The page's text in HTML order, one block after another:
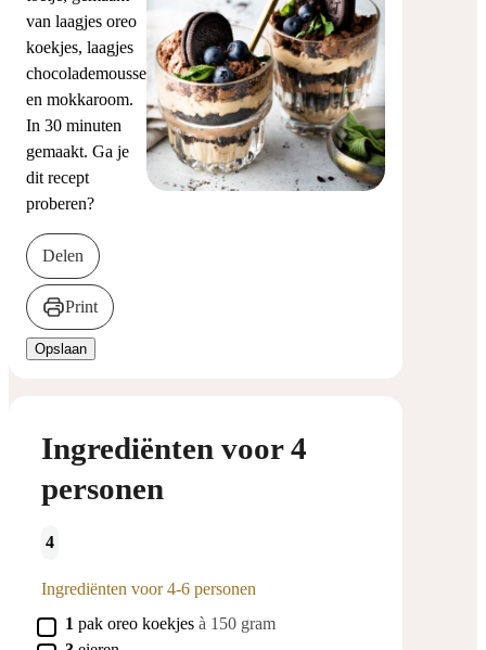
Lekker oreo
toetje, gemaakt
van laagjes oreo
koekjes, laagjes
chocolademousse
en mokkaroom.
In 30 minuten
gemaakt. Ga je
dit recept
proberen?
Delen
Ingrediënten voor 4
personen